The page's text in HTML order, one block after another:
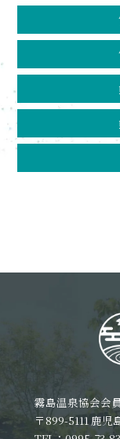
霧島温泉協会会
〒899-5111 鹿